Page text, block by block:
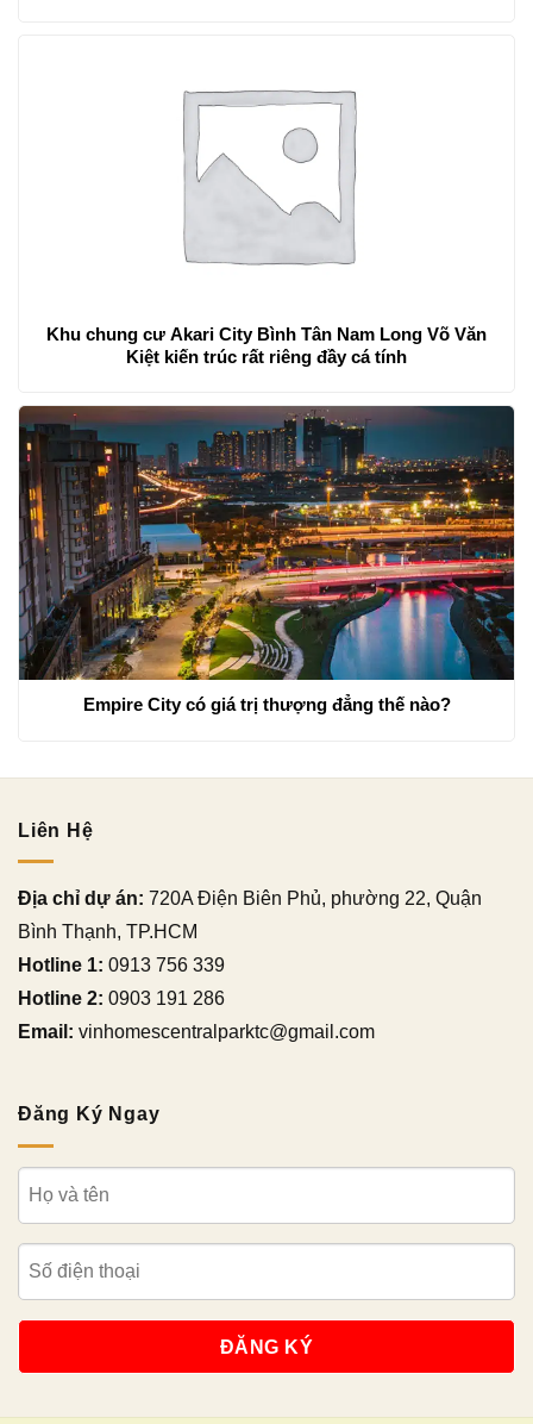
Khu chung cư Akari City Bình Tân Nam Long Võ Văn
Kiệt kiến trúc rất riêng đầy cá tính
Empire City có giá trị thượng đẳng thế nào?
Liên Hệ
Địa chỉ dự án: 720A Điện Biên Phủ, phường 22, Quận
Bình Thạnh, TP.HCM
Hotline 1: 0913 756 339
Hotline 2: 0903 191 286
Email: vinhomescentralparktc@gmail.com
Đăng Ký Ngay